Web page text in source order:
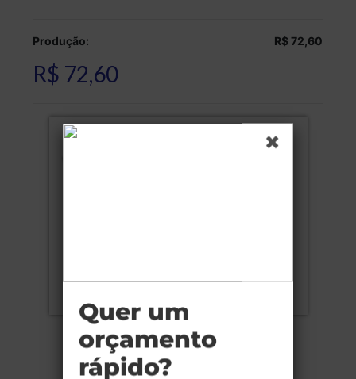
Produção: R$ 72,60
R$ 72,60